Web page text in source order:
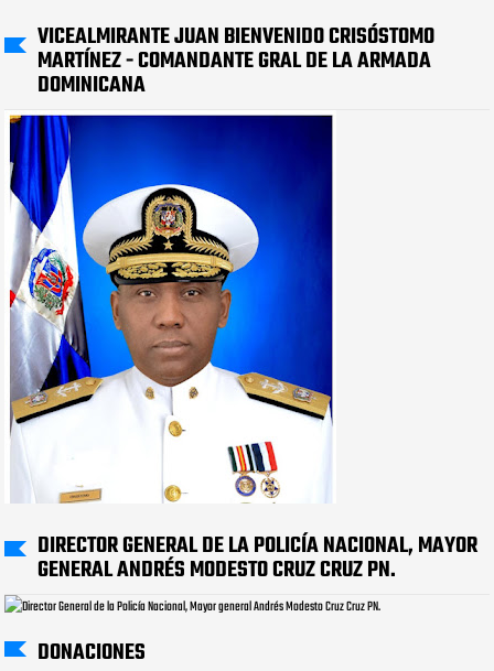
VICEALMIRANTE JUAN BIENVENIDO CRISÓSTOMO
MARTÍNEZ - COMANDANTE GRAL DE LA ARMADA
DOMINICANA
DIRECTOR GENERAL DE LA POLICÍA NACIONAL, MAYOR
GENERAL ANDRÉS MODESTO CRUZ CRUZ PN.
DONACIONES